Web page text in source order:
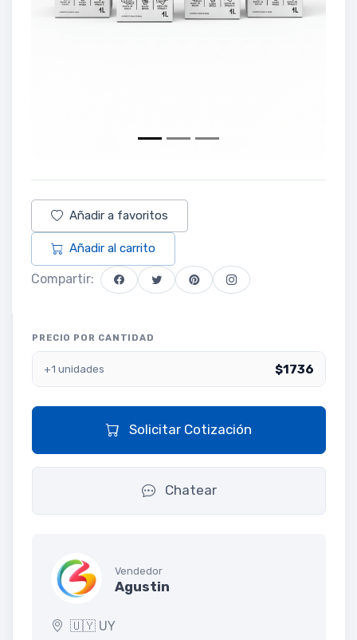
Añadir a favoritos
Añadir al carrito
Compartir:
PRECIO POR CANTIDAD
+1 unidades $1736
Solicitar Cotización
Chatear
Vendedor
Agustin
🇺🇾 UY